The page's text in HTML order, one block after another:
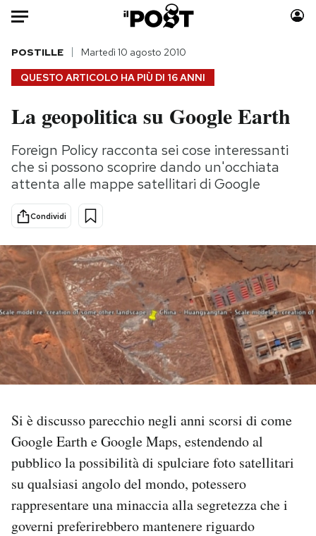
Auto
HOME
Italia
Politica
Tecnologia
Scienza
Economia
Sport
Moda
Consumismi
Storie/Idee
Altrecose
Mondiali calcio 2026
PODCAST
I MIEI PREFERITI
SHOP
CALENDARIO
QUESTO ARTICOLO HA PIÙ DI 16 ANNI
POSTILLE Martedì 10 agosto 2010
La geopolitica su Google Earth
Foreign Policy racconta sei cose interessanti
che si possono scoprire dando un'occhiata
attenta alle mappe satellitari di Google
Condividi
Si è discusso parecchio negli anni scorsi di come
Google Earth e Google Maps, estendendo al
pubblico la possibilità di spulciare foto satellitari
su qualsiasi angolo del mondo, potessero
rappresentare una minaccia alla segretezza che i
governi preferirebbero mantenere riguardo